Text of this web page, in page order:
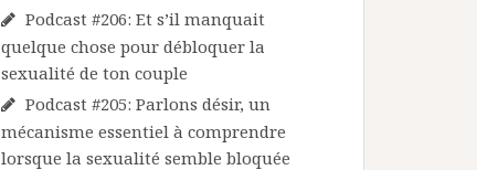
Podcast #206: Et s’il manquait
quelque chose pour débloquer la
sexualité de ton couple
Podcast #205: Parlons désir, un
mécanisme essentiel à comprendre
lorsque la sexualité semble bloquée